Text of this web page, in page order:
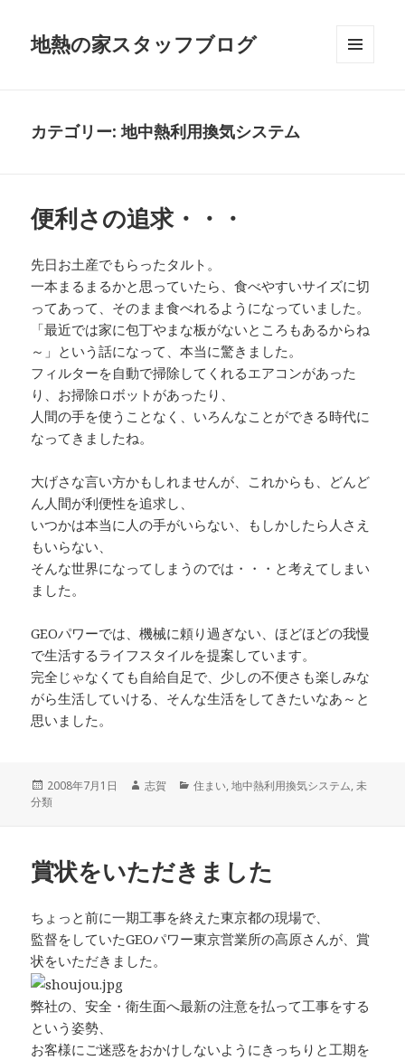
地熱の家スタッフブログ
カテゴリー:地中熱利用換気システム
便利さの追求・・・
先日お土産でもらったタルト。
一本まるまるかと思っていたら、食べやすいサイズに切
ってあって、そのまま食べれるようになっていました。
「最近では家に包丁やまな板がないところもあるからね
～」という話になって、本当に驚きました。
フィルターを自動で掃除してくれるエアコンがあった
り、お掃除ロボットがあったり、
人間の手を使うことなく、いろんなことができる時代に
なってきましたね。
大げさな言い方かもしれませんが、これからも、どんど
ん人間が利便性を追求し、
いつかは本当に人の手がいらない、もしかしたら人さえ
もいらない、
そんな世界になってしまうのでは・・・と考えてしまい
ました。
GEOパワーでは、機械に頼り過ぎない、ほどほどの我慢
で生活するライフスタイルを提案しています。
完全じゃなくても自給自足で、少しの不便さも楽しみな
がら生活していける、そんな生活をしてきたいなあ～と
思いました。
投
稿
2008年7月1日
作
志賀
カ
住まい,地中熱利用換気システム,未
分類
賞状をいただきました
ちょっと前に一期工事を終えた東京都の現場で、
監督をしていたGEOパワー東京営業所の高原さんが、賞
状をいただきました。
弊社の、安全・衛生面へ最新の注意を払って工事をする
という姿勢、
お客様にご迷惑をおかけしないようにきっちりと工期を